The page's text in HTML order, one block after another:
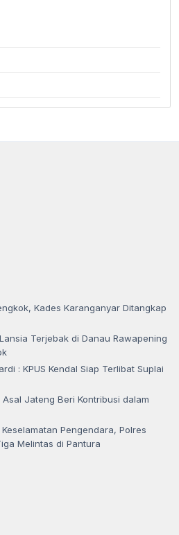
Kades Karanganyar Ditangkap
Terjebak di Danau Rawapening
: KPUS Kendal Siap Terlibat Suplai
Jateng Beri Kontribusi dalam
Pengendara, Polres
Melintas di Pantura